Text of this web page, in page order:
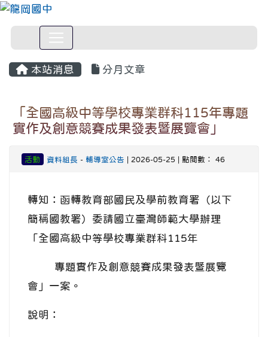
本站消息 分月文章
「全國高級中等學校專業群科115年專題
實作及創意競賽成果發表暨展覽會」
活動 資料組長 - 輔導室公告 | 2026-05-25 | 點閱數： 46
轉知：函轉教育部國民及學前教育署（以下
簡稱國教署）委請國立臺灣師範大學辦理
「全國高級中等學校專業群科115年
專題實作及創意競賽成果發表暨展覽
會」一案。
說明：